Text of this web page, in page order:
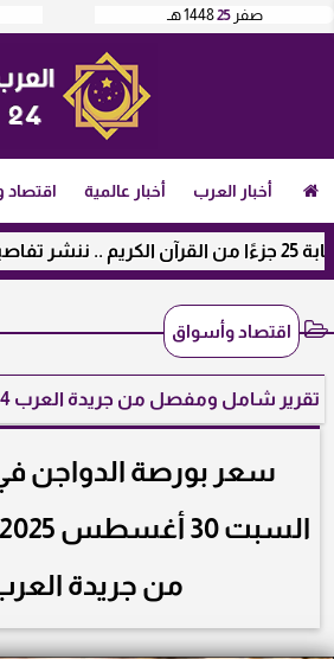
صفر 251448 هـ
أخبار العرب أخبار عالمية
اقتصاد وأسواق
تقرير شامل ومفصل من جريدة العرب 24
سعر بورصة الدواجن
من جريدة العرب